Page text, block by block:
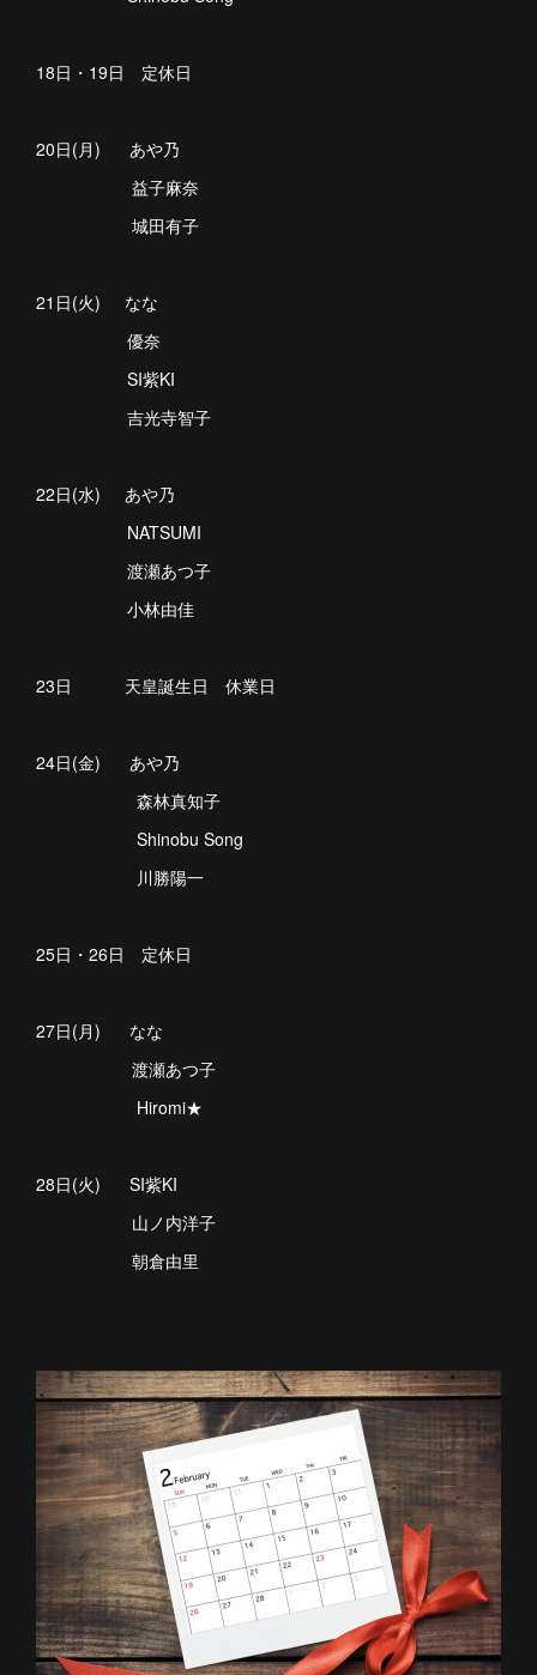
18日・19日 定休日
20日(月) あや乃
益子麻奈
城田有子
21日(火) なな
優奈
SI紫KI
吉光寺智子
22日(水) あや乃
NATSUMI
渡瀬あつ子
小林由佳
23日 天皇誕生日 休業日
24日(金) あや乃
森林真知子
Shinobu Song
川勝陽一
25日・26日 定休日
27日(月) なな
渡瀬あつ子
Hiromi★
28日(火) SI紫KI
山ノ内洋子
朝倉由里